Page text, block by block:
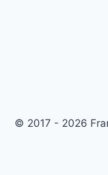
© 2017 - 2026